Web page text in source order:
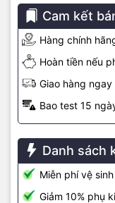
Cam kết
Hàng chính
Hoàn tiền nếu
Giao hàng ngay
Bao test 15
Danh sách
Miễn phí vệ
Giảm 10% phụ